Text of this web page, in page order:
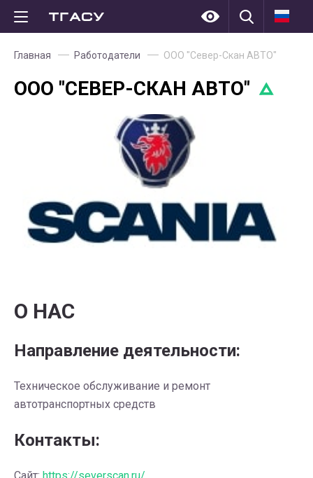
Главная Работодатели ООО "Север-Скан АВТО"
ООО "СЕВЕР-СКАН АВТО"
О НАС
Направление деятельности:
Техническое обслуживание и ремонт
автотранспортных средств
Контакты: